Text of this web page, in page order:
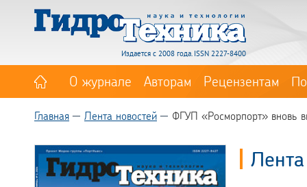
Издается с 2008 года. ISSN 2227-8400
О журнале Авторам Рецензентам
Главная Лента новостей ФГУП «Росморпорт» вновь